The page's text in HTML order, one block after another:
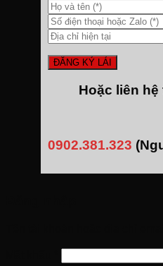
Hoặc liên
0902.381.323